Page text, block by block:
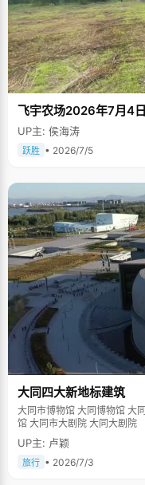
飞宇农场2026年7月4日
UP主: 侯海涛
跃胜 • 2026/7/5
大同四大新地标建筑
大同市博物馆 大同博物馆 大同市美术馆 大同美术馆 大同市图书馆 大同图书
馆 大同市大剧院 大同大剧院
UP主: 卢颖
旅行 • 2026/7/3